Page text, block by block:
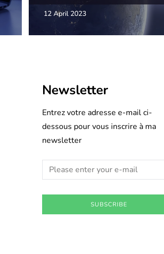
12 April 2023
Newsletter
Entrez votre adresse e-mail ci-
dessous pour vous inscrire à ma
newsletter
SUBSCRIBE